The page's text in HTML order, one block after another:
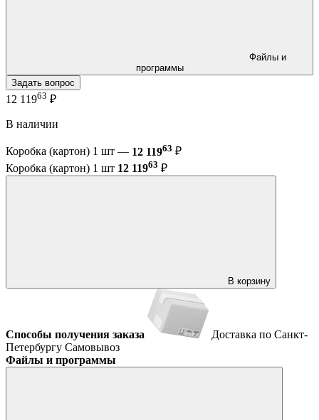
программы
Задать вопрос
12 11963 ₽
В наличии
Коробка (картон) 1 шт — 12 11963 ₽
Коробка (картон) 1 шт 12 11963 ₽
В корзину
Способы получения заказа
Доставка по Санкт-
Петербургу Самовывоз
Файлы и программы